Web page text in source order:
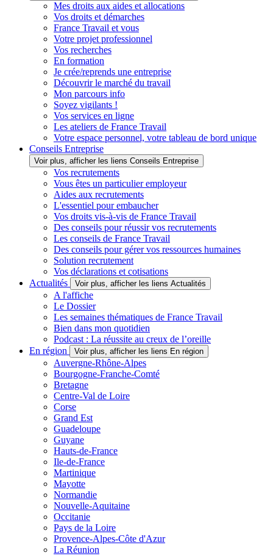
Mes droits aux aides et allocations
Vos droits et démarches
France Travail et vous
Votre projet professionnel
Vos recherches
En formation
Je crée/reprends une entreprise
Découvrir le marché du travail
Mon parcours info
Soyez vigilants !
Vos services en ligne
Les ateliers de France Travail
Votre espace personnel, votre tableau de bord unique
Conseils Entreprise
Voir plus, afficher les liens Conseils Entreprise
Vos recrutements
Vous êtes un particulier employeur
Aides aux recrutements
L'essentiel pour embaucher
Vos droits vis-à-vis de France Travail
Des conseils pour réussir vos recrutements
Les conseils de France Travail
Des conseils pour gérer vos ressources humaines
Solution recrutement
Vos déclarations et cotisations
Actualités
Voir plus, afficher les liens Actualités
A l'affiche
Le Dossier
Les semaines thématiques de France Travail
Bien dans mon quotidien
Podcast : La réussite au creux de l’oreille
En région
Voir plus, afficher les liens En région
Auvergne-Rhône-Alpes
Bourgogne-Franche-Comté
Bretagne
Centre-Val de Loire
Corse
Grand Est
Guadeloupe
Guyane
Hauts-de-France
Ile-de-France
Martinique
Mayotte
Normandie
Nouvelle-Aquitaine
Occitanie
Pays de la Loire
Provence-Alpes-Côte d'Azur
La Réunion